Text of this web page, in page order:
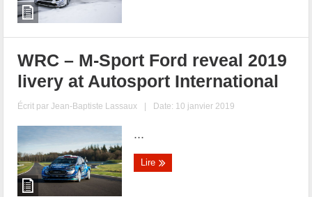
WRC – M-Sport Ford reveal 2019
livery at Autosport International
Écrit parJean-Baptiste Lassaux | Date: 10 janvier 2019
...
Lire